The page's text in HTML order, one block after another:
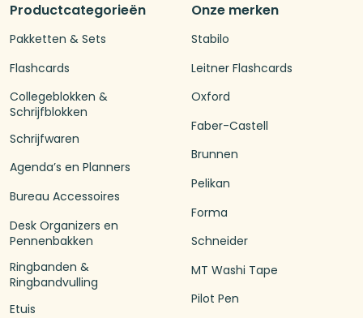
Productcategorieën
Pakketten & Sets
Flashcards
Collegeblokken &
Schrijfblokken
Schrijfwaren
Agenda’s en Planners
Bureau Accessoires
Desk Organizers en
Pennenbakken
Ringbanden &
Ringbandvulling
Etuis
Onze merken
Stabilo
Leitner Flashcards
Oxford
Faber-Castell
Brunnen
Pelikan
Forma
Schneider
MT Washi Tape
Pilot Pen